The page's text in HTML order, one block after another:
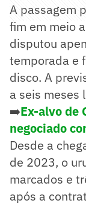
A passagem
fim em meio
disputou
temporada e
disco. A
a seis meses
➡️Ex-alvo de
negociado
Desde a
de 2023, o
marcados e
após a